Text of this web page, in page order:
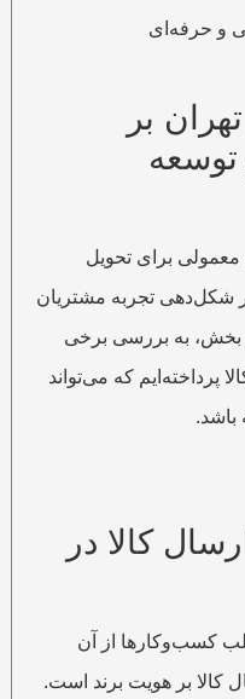
و حرفه‌ای
بر
معمولی برای تحویل
شکل‌دهی تجربه مشتریان
بخش، به بررسی برخی
پرداخته‌ایم که می‌تواند
باشد.
کالا در
کسب‌وکارها از آن
کالا بر هویت برند است.